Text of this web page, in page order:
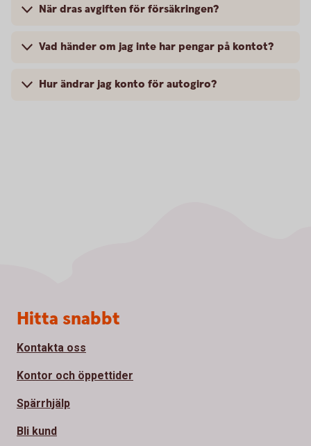
När dras avgiften för försäkringen?
Vad händer om jag inte har pengar på kontot?
Hur ändrar jag konto för autogiro?
Sidfot
Hitta snabbt
Kontakta oss
Kontor och öppettider
Spärrhjälp
Bli kund